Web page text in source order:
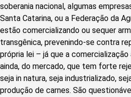
soberania nacional, algumas
Santa Catarina, ou a Federação da
estão comercializando ou sequer
transgênica, prevenindo-se contra
própria lei – já que a
ainda, do mercado, que tem forte
seja in natura, seja industrializado,
produção de carnes. São